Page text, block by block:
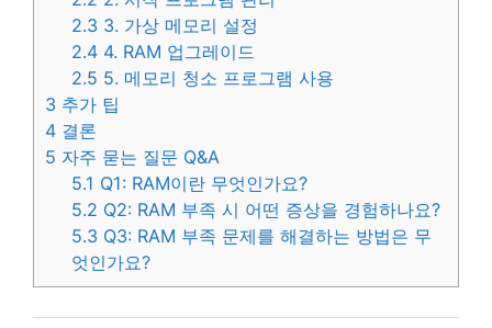
2.3 3. 가상 메모리 설정
2.4 4. RAM 업그레이드
2.5 5. 메모리 청소 프로그램 사용
3 추가 팁
4 결론
5 자주 묻는 질문 Q&A
5.1 Q1: RAM이란 무엇인가요?
5.2 Q2: RAM 부족 시 어떤 증상을 경험하나요?
5.3 Q3: RAM 부족 문제를 해결하는 방법은 무
엇인가요?